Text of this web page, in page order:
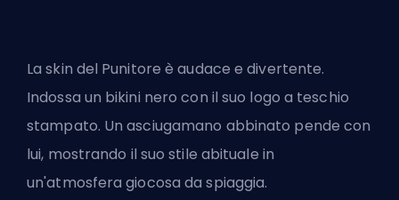
La skin del Punitore è audace e divertente.
Indossa un bikini nero con il suo logo a teschio
stampato. Un asciugamano abbinato pende con
lui, mostrando il suo stile abituale in
un'atmosfera giocosa da spiaggia.